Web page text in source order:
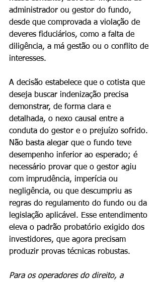
administrador ou gestor do fundo,
desde que comprovada a violação de
deveres fiduciários, como a falta de
diligência, a má gestão ou o conflito de
interesses.
A decisão estabelece que o cotista que
deseja buscar indenização precisa
demonstrar, de forma clara e
detalhada, o nexo causal entre a
conduta do gestor e o prejuízo sofrido.
Não basta alegar que o fundo teve
desempenho inferior ao esperado; é
necessário provar que o gestor agiu
com imprudência, imperícia ou
negligência, ou que descumpriu as
regras do regulamento do fundo ou da
legislação aplicável. Esse entendimento
eleva o padrão probatório exigido dos
investidores, que agora precisam
produzir provas técnicas robustas.
Para os operadores do direito, a